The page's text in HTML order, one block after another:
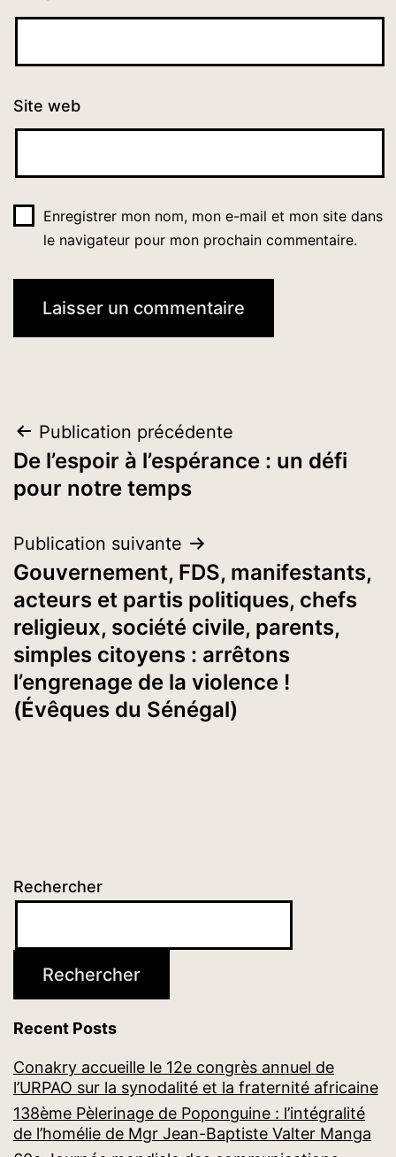
Site web
Enregistrer mon nom, mon e-mail et mon site dans
le navigateur pour mon prochain commentaire.
Navigation
de
Publication précédente
De l’espoir à l’espérance : un défi
pour notre temps
Publication suivante
Gouvernement, FDS, manifestants,
acteurs et partis politiques, chefs
religieux, société civile, parents,
simples citoyens : arrêtons
l’engrenage de la violence !
(Évêques du Sénégal)
Rechercher
Rechercher
Recent Posts
Conakry accueille le 12e congrès annuel de
l’URPAO sur la synodalité et la fraternité africaine
138ème Pèlerinage de Poponguine : l’intégralité
de l’homélie de Mgr Jean-Baptiste Valter Manga